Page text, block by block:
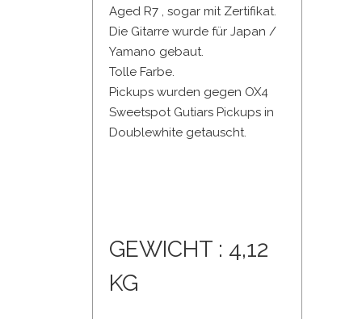
Aged R7 , sogar mit Zertifikat.
Die Gitarre wurde für Japan /
Yamano gebaut.
Tolle Farbe.
Pickups wurden gegen OX4
Sweetspot Gutiars Pickups in
Doublewhite getauscht.
GEWICHT : 4,12
KG